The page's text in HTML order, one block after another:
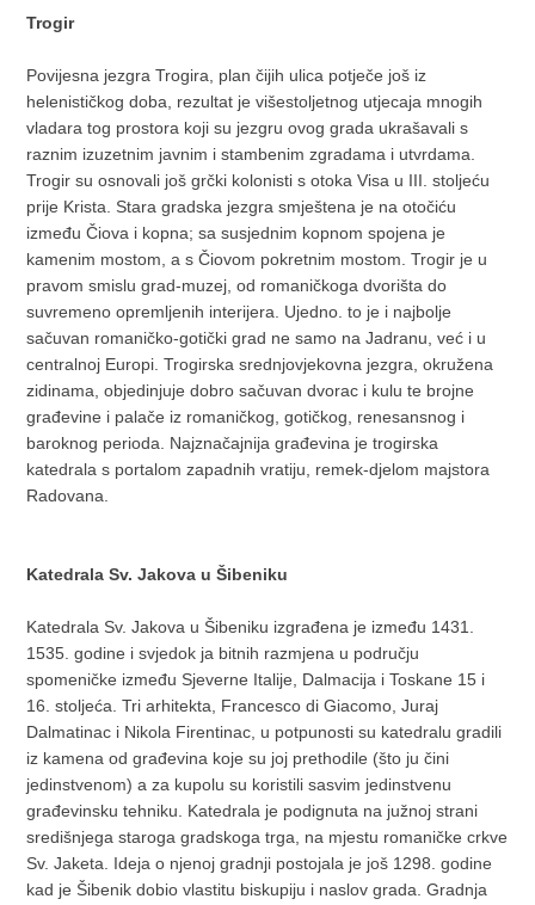
Trogir
Povijesna jezgra Trogira, plan čijih ulica potječe još iz
helenističkog doba, rezultat je višestoljetnog utjecaja mnogih
vladara tog prostora koji su jezgru ovog grada ukrašavali s
raznim izuzetnim javnim i stambenim zgradama i utvrdama.
Trogir su osnovali još grčki kolonisti s otoka Visa u III. stoljeću
prije Krista. Stara gradska jezgra smještena je na otočiću
između Čiova i kopna; sa susjednim kopnom spojena je
kamenim mostom, a s Čiovom pokretnim mostom. Trogir je u
pravom smislu grad-muzej, od romaničkoga dvorišta do
suvremeno opremljenih interijera. Ujedno. to je i najbolje
sačuvan romaničko-gotički grad ne samo na Jadranu, već i u
centralnoj Europi. Trogirska srednjovjekovna jezgra, okružena
zidinama, objedinjuje dobro sačuvan dvorac i kulu te brojne
građevine i palače iz romaničkog, gotičkog, renesansnog i
baroknog perioda. Najznačajnija građevina je trogirska
katedrala s portalom zapadnih vratiju, remek-djelom majstora
Radovana.
Katedrala Sv. Jakova u Šibeniku
Katedrala Sv. Jakova u Šibeniku izgrađena je između 1431.
1535. godine i svjedok ja bitnih razmjena u području
spomeničke između Sjeverne Italije, Dalmacija i Toskane 15 i
16. stoljeća. Tri arhitekta, Francesco di Giacomo, Juraj
Dalmatinac i Nikola Firentinac, u potpunosti su katedralu gradili
iz kamena od građevina koje su joj prethodile (što ju čini
jedinstvenom) a za kupolu su koristili sasvim jedinstvenu
građevinsku tehniku. Katedrala je podignuta na južnoj strani
središnjega staroga gradskoga trga, na mjestu romaničke crkve
Sv. Jaketa. Ideja o njenoj gradnji postojala je još 1298. godine
kad je Šibenik dobio vlastitu biskupiju i naslov grada. Gradnja